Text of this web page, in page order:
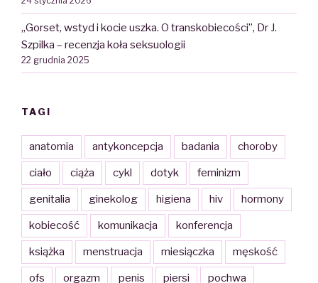
„Gorset, wstyd i kocie uszka. O transkobiecości”, Dr J.
Szpilka – recenzja koła seksuologii
22 grudnia 2025
TAGI
anatomia antykoncepcja badania choroby
ciało ciąża cykl dotyk feminizm
genitalia ginekolog higiena hiv hormony
kobiecość komunikacja konferencja
książka menstruacja miesiączka męskość
ofs orgazm penis piersi pochwa